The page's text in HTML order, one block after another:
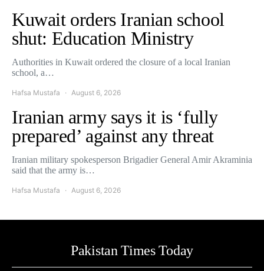
Kuwait orders Iranian school
shut: Education Ministry
Authorities in Kuwait ordered the closure of a local Iranian
school, a…
Hafsa Mustafa August 6, 2026
Iranian army says it is ‘fully
prepared’ against any threat
Iranian military spokesperson Brigadier General Amir Akraminia
said that the army is…
Hafsa Mustafa August 6, 2026
Pakistan Times Today